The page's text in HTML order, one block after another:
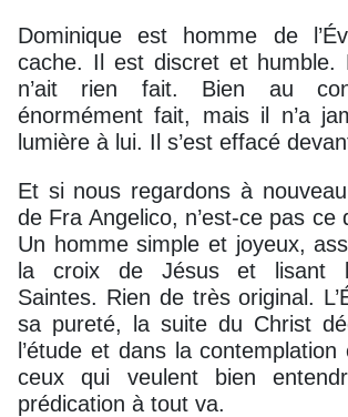
Dominique est homme de
cache. Il est discret et humble.
n’ait rien fait. Bien au
énormément fait, mais il n’a
lumière à lui. Il s’est effacé
Et si nous regardons à
de Fra Angelico, n’est-ce pas ce
Un homme simple et joyeux,
la croix de Jésus et lisant
Saintes. Rien de très original.
sa pureté, la suite du Christ
l’étude et dans la
ceux qui veulent bien
prédication à tout va.